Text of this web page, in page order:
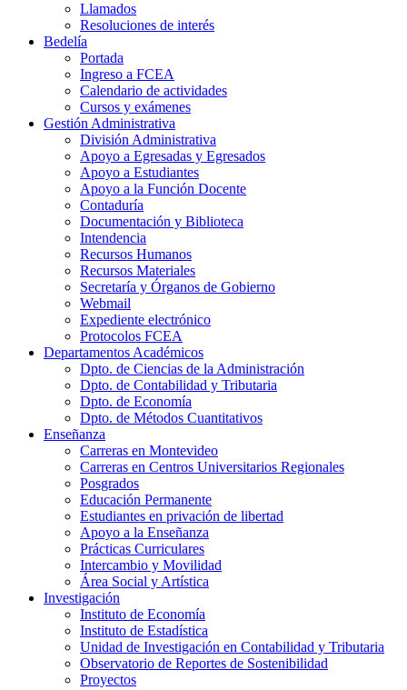
Llamados
Resoluciones de interés
Bedelía
Portada
Ingreso a FCEA
Calendario de actividades
Cursos y exámenes
Gestión Administrativa
División Administrativa
Apoyo a Egresadas y Egresados
Apoyo a Estudiantes
Apoyo a la Función Docente
Contaduría
Documentación y Biblioteca
Intendencia
Recursos Humanos
Recursos Materiales
Secretaría y Órganos de Gobierno
Webmail
Expediente electrónico
Protocolos FCEA
Departamentos Académicos
Dpto. de Ciencias de la Administración
Dpto. de Contabilidad y Tributaria
Dpto. de Economía
Dpto. de Métodos Cuantitativos
Enseñanza
Carreras en Montevideo
Carreras en Centros Universitarios Regionales
Posgrados
Educación Permanente
Estudiantes en privación de libertad
Apoyo a la Enseñanza
Prácticas Curriculares
Intercambio y Movilidad
Área Social y Artística
Investigación
Instituto de Economía
Instituto de Estadística
Unidad de Investigación en Contabilidad y Tributaria
Observatorio de Reportes de Sostenibilidad
Proyectos